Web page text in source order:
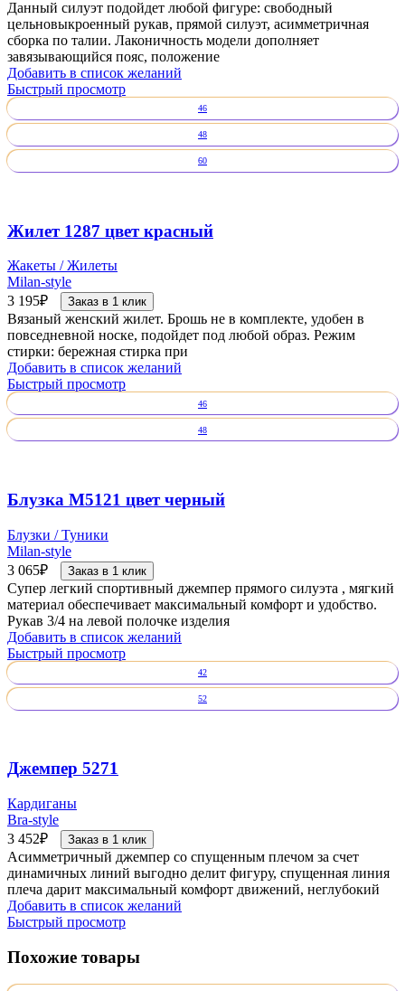
Данный силуэт подойдет любой фигуре: свободный
цельновыкроенный рукав, прямой силуэт, асимметричная
сборка по талии. Лаконичность модели дополняет
завязывающийся пояс, положение
Добавить в список желаний
Быстрый просмотр
46
48
60
Жилет 1287 цвет красный
Жакеты / Жилеты
Milan-style
3 195₽ Заказ в 1 клик
Вязаный женский жилет. Брошь не в комплекте, удобен в
повседневной носке, подойдет под любой образ. Режим
стирки: бережная стирка при
Добавить в список желаний
Быстрый просмотр
46
48
Блузка М5121 цвет черный
Блузки / Туники
Milan-style
3 065₽ Заказ в 1 клик
Супер легкий спортивный джемпер прямого силуэта , мягкий
материал обеспечивает максимальный комфорт и удобство.
Рукав 3/4 на левой полочке изделия
Добавить в список желаний
Быстрый просмотр
42
52
Джемпер 5271
Кардиганы
Bra-style
3 452₽ Заказ в 1 клик
Асимметричный джемпер со спущенным плечом за счет
динамичных линий выгодно делит фигуру, спущенная линия
плеча дарит максимальный комфорт движений, неглубокий
Добавить в список желаний
Быстрый просмотр
Похожие товары